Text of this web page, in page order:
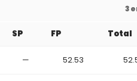
3
SP FP Total
— 52.53